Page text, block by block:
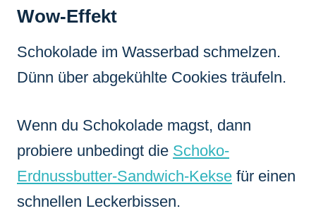
Wow-Effekt
Schokolade im Wasserbad schmelzen.
Dünn über abgekühlte Cookies träufeln.
Wenn du Schokolade magst, dann
probiere unbedingt die Schoko-
Erdnussbutter-Sandwich-Kekse für einen
schnellen Leckerbissen.